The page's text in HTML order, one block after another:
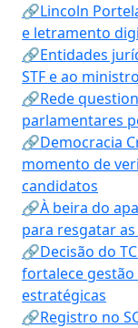
🔗Lincoln
e letramento
🔗Entidades
STF e ao
🔗Rede
parlamentares
🔗Democracia
momento de
candidatos
🔗À beira do
para resgatar
🔗Decisão do
fortalece
estratégicas
🔗Registro no